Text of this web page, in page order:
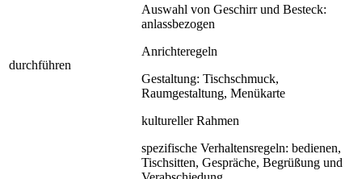
durchführen
Auswahl von Geschirr und Besteck:
anlassbezogen
Anrichteregeln
Gestaltung: Tischschmuck,
Raumgestaltung, Menükarte
kultureller Rahmen
spezifische Verhaltensregeln: bedienen,
Tischsitten, Gespräche, Begrüßung und